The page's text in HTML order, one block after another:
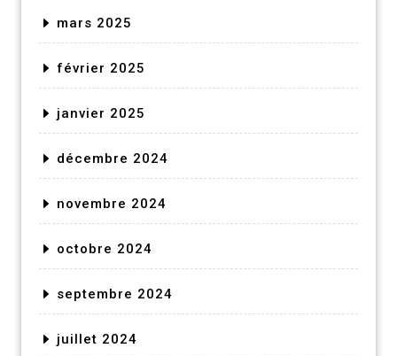
mars 2025
février 2025
janvier 2025
décembre 2024
novembre 2024
octobre 2024
septembre 2024
juillet 2024